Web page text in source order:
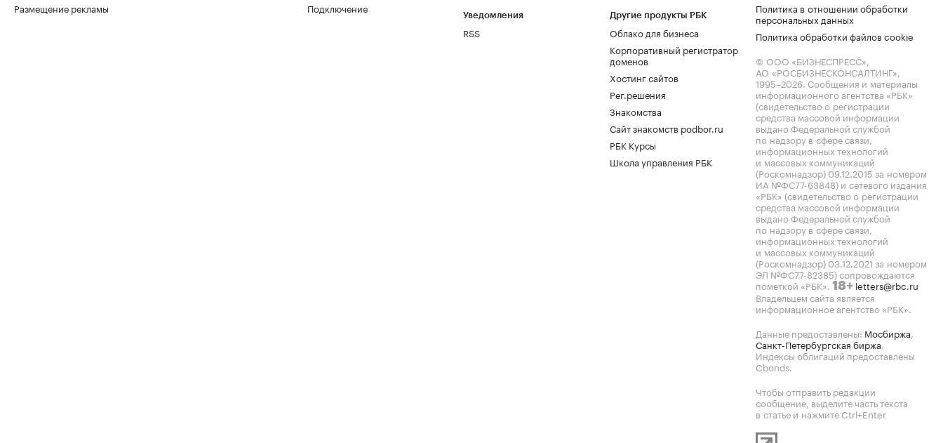
Размещение рекламы
Подключение
Уведомления
RSS
Другие продукты РБК
Облако для бизнеса
Корпоративный регистратор
доменов
Хостинг сайтов
Рег.решения
Знакомства
Сайт знакомств podbor.ru
РБК Курсы
Школа управления РБК
Политика в отношении обработки
персональных данных
Политика обработки файлов cookie
© ООО «БИЗНЕСПРЕСС»,
АО «РОСБИЗНЕСКОНСАЛТИНГ»,
1995–2026. Сообщения и материалы
информационного агентства «РБК»
(свидетельство о регистрации
средства массовой информации
выдано Федеральной службой
по надзору в сфере связи,
информационных технологий
и массовых коммуникаций
(Роскомнадзор) 09.12.2015 за номером
ИА №ФС77-63848) и сетевого издания
«РБК» (свидетельство о регистрации
средства массовой информации
выдано Федеральной службой
по надзору в сфере связи,
информационных технологий
и массовых коммуникаций
(Роскомнадзор) 03.12.2021 за номером
ЭЛ №ФС77-82385) сопровождаются
пометкой «РБК». 18+ letters@rbc.ru
Владельцем сайта является
информационное агентство «РБК».
Данные предоставлены: Мосбиржа,
Санкт-Петербургская биржа.
Индексы облигаций предоставлены
Cbonds.
Чтобы отправить редакции
сообщение, выделите часть текста
в статье и нажмите Ctrl+Enter